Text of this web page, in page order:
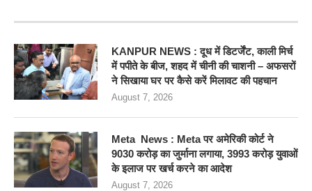
KANPUR NEWS : दूध में डिटर्जेंट, काली मिर्च
में पपीते के बीज, शहद में चीनी की चाशनी – अफसरों
ने सिखाया घर पर कैसे करें मिलावट की पहचान
August 7, 2026
Meta News : Meta पर अमेरिकी कोर्ट ने
9030 करोड़ का जुर्माना लगाया, 3993 करोड़ युवाओं
के इलाज पर खर्च करने का आदेश
August 7, 2026